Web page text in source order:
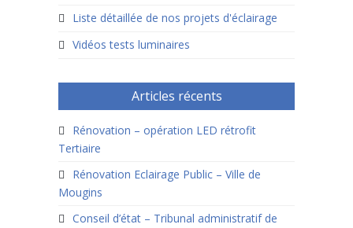
Liste détaillée de nos projets d'éclairage
Vidéos tests luminaires
Articles récents
Rénovation – opération LED rétrofit
Tertiaire
Rénovation Eclairage Public – Ville de
Mougins
Conseil d’état – Tribunal administratif de